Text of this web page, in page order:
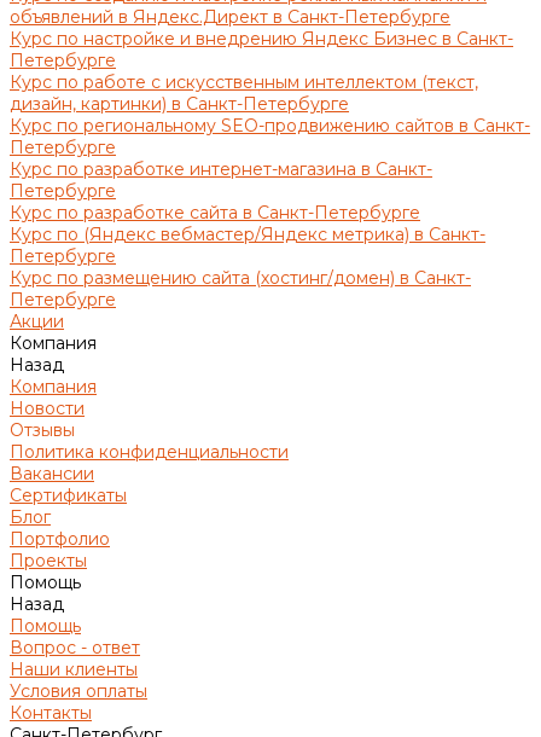
объявлений в Яндекс.Директ в Санкт-Петербурге
Курс по настройке и внедрению Яндекс Бизнес в Санкт-
Петербурге
Курс по работе с искусственным интеллектом (текст,
дизайн, картинки) в Санкт-Петербурге
Курс по региональному SEO-продвижению сайтов в Санкт-
Петербурге
Курс по разработке интернет-магазина в Санкт-
Петербурге
Курс по разработке сайта в Санкт-Петербурге
Курс по (Яндекс вебмастер/Яндекс метрика) в Санкт-
Петербурге
Курс по размещению сайта (хостинг/домен) в Санкт-
Петербурге
Акции
Компания
Назад
Компания
Новости
Отзывы
Политика конфиденциальности
Вакансии
Сертификаты
Блог
Портфолио
Проекты
Помощь
Назад
Помощь
Вопрос - ответ
Наши клиенты
Условия оплаты
Контакты